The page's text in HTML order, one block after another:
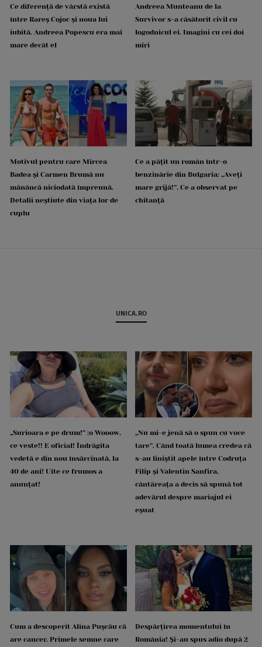
Ce diferență de vârstă există
între Rareș Cojoc și noua lui
iubită. Andreea Popescu era mai
mare decât el
Andreea Munteanu de la
Survivor s-a căsătorit civil cu
logodnicul ei. Imagini cu cei doi
miri
Motivul pentru care Mircea
Badea și Carmen Brumă nu
mănâncă niciodată împreună.
Detalii neștiute din viața lor de
cuplu
Ce a pățit un român într-o
benzinărie din Bulgaria: „Aveți
mare grijă!”. Ce a observat pe
chitanță
UNICA.RO
„Surioara e pe drum!” :o Wooow,
ce veste!! E oficial! Îndrăgita
vedetă e din nou însărcinată, la
40 de ani! Uite ce frumos a
anunțat!
„Nu mi-e jenă să o spun cu voce
tare”. Când toată lumea credea că
s-au liniștit apele între Codruța
Filip și Valentin Sanfira,
cântăreața a decis să spună tot
adevărul despre mariajul ei
eșuat
Cum a descoperit Alina Pușcău că
are cancer. Primele semne care
Despărțirea momentului în
România! Și-au spus adio după 2